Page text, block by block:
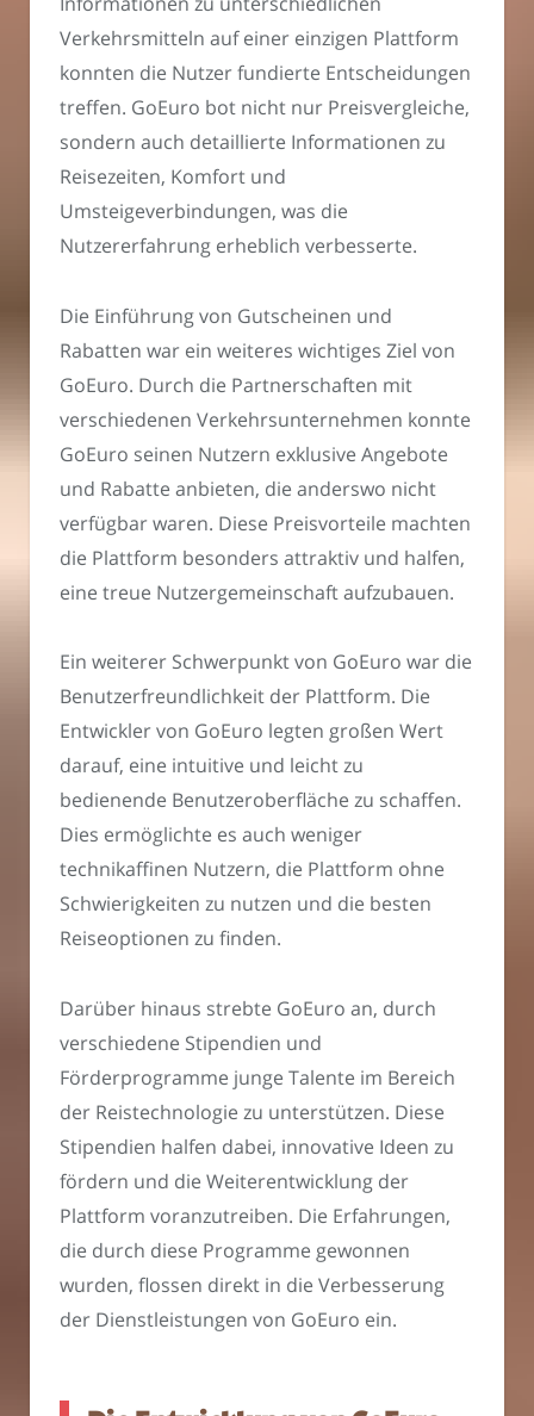
Verkehrsmitteln auf einer einzigen Plattform
konnten die Nutzer fundierte Entscheidungen
treffen. GoEuro bot nicht nur Preisvergleiche,
sondern auch detaillierte Informationen zu
Reisezeiten, Komfort und
Umsteigeverbindungen, was die
Nutzererfahrung erheblich verbesserte.
Die Einführung von Gutscheinen und
Rabatten war ein weiteres wichtiges Ziel von
GoEuro. Durch die Partnerschaften mit
verschiedenen Verkehrsunternehmen konnte
GoEuro seinen Nutzern exklusive Angebote
und Rabatte anbieten, die anderswo nicht
verfügbar waren. Diese Preisvorteile machten
die Plattform besonders attraktiv und halfen,
eine treue Nutzergemeinschaft aufzubauen.
Ein weiterer Schwerpunkt von GoEuro war die
Benutzerfreundlichkeit der Plattform. Die
Entwickler von GoEuro legten großen Wert
darauf, eine intuitive und leicht zu
bedienende Benutzeroberfläche zu schaffen.
Dies ermöglichte es auch weniger
technikaffinen Nutzern, die Plattform ohne
Schwierigkeiten zu nutzen und die besten
Reiseoptionen zu finden.
Darüber hinaus strebte GoEuro an, durch
verschiedene Stipendien und
Förderprogramme junge Talente im Bereich
der Reistechnologie zu unterstützen. Diese
Stipendien halfen dabei, innovative Ideen zu
fördern und die Weiterentwicklung der
Plattform voranzutreiben. Die Erfahrungen,
die durch diese Programme gewonnen
wurden, flossen direkt in die Verbesserung
der Dienstleistungen von GoEuro ein.